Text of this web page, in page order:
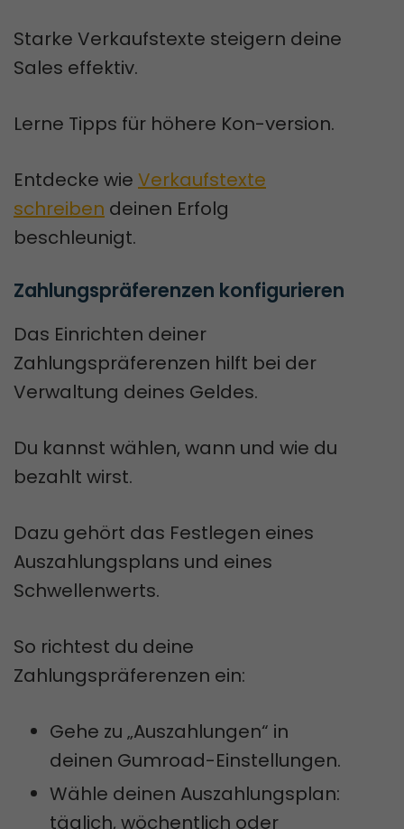
Starke Verkaufstexte steigern deine
Sales effektiv.
Lerne Tipps für höhere Kon-version.
Entdecke wie Verkaufstexte
schreiben deinen Erfolg
beschleunigt.
Zahlungspräferenzen konfigurieren
Das Einrichten deiner
Zahlungspräferenzen hilft bei der
Verwaltung deines Geldes.
Du kannst wählen, wann und wie du
bezahlt wirst.
Dazu gehört das Festlegen eines
Auszahlungsplans und eines
Schwellenwerts.
So richtest du deine
Zahlungspräferenzen ein:
Gehe zu „Auszahlungen“ in
deinen Gumroad-Einstellungen.
Wähle deinen Auszahlungsplan:
täglich, wöchentlich oder